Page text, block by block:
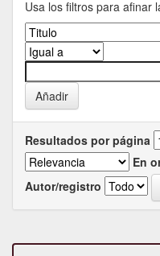
Usa los filtros para afinar
Resultados por página
En
Autor/registro